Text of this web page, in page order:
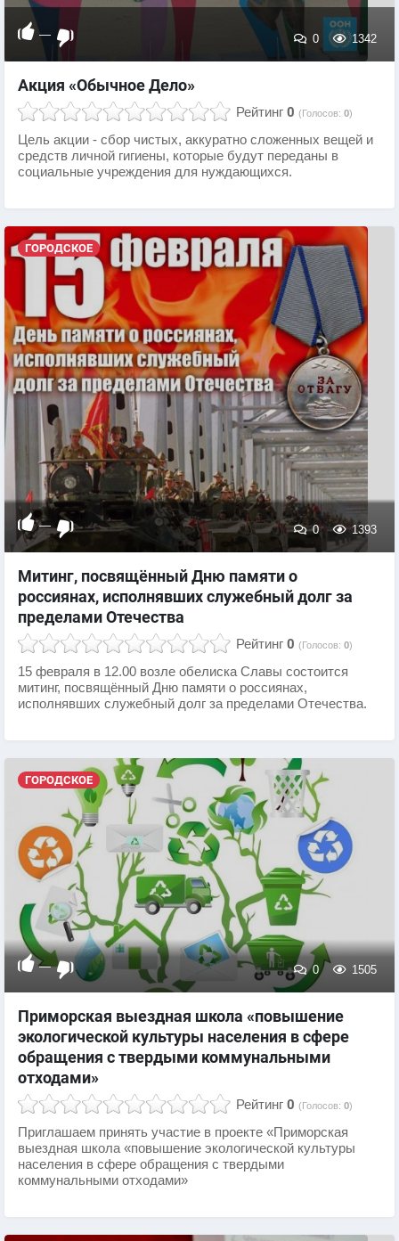
— 0 1342
Акция «Обычное Дело»
Рейтинг 0 (Голосов: 0)
Цель акции - сбор чистых, аккуратно сложенных вещей и
средств личной гигиены, которые будут переданы в
социальные учреждения для нуждающихся.
ГОРОДСКОЕ
— 0 1393
Митинг, посвящённый Дню памяти о
россиянах, исполнявших служебный долг за
пределами Отечества
Рейтинг 0 (Голосов: 0)
15 февраля в 12.00 возле обелиска Славы состоится
митинг, посвящённый Дню памяти о россиянах,
исполнявших служебный долг за пределами Отечества.
ГОРОДСКОЕ
— 0 1505
Приморская выездная школа «повышение
экологической культуры населения в сфере
обращения с твердыми коммунальными
отходами»
Рейтинг 0 (Голосов: 0)
Приглашаем принять участие в проекте «Приморская
выездная школа «повышение экологической культуры
населения в сфере обращения с твердыми
коммунальными отходами»